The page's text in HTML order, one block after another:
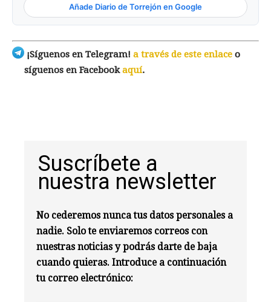
Añade Diario de Torrejón en Google
¡Síguenos en Telegram! a través de este enlace o
síguenos en Facebookaquí.
Suscríbete a
nuestra newsletter
No cederemos nunca tus datos personales a
nadie. Solo te enviaremos correos con
nuestras noticias y podrás darte de baja
cuando quieras. Introduce a continuación
tu correo electrónico: